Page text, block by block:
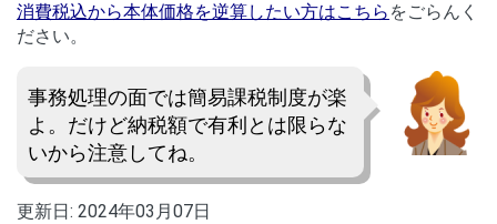
消費税込から本体価格を逆算したい方はこちら をごらんく
ださい。
事務処理の面では簡易課税制度が楽
よ。だけど納税額で有利とは限らな
いから注意してね。
更新日: 2024年03月07日